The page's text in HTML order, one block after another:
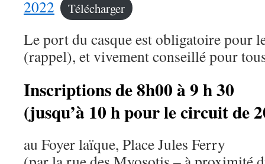
2022 Télécharger
Le port du casque est obligatoire pour
(rappel), et vivement conseillé pour
Inscriptions de 8h00 à 9 h 30
(jusqu’à 10 h pour le circuit de
au Foyer laïque, Place Jules Ferry